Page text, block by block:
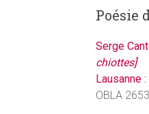
Poésie
Serge
chiottes]
Lausanne
OBLA 2653